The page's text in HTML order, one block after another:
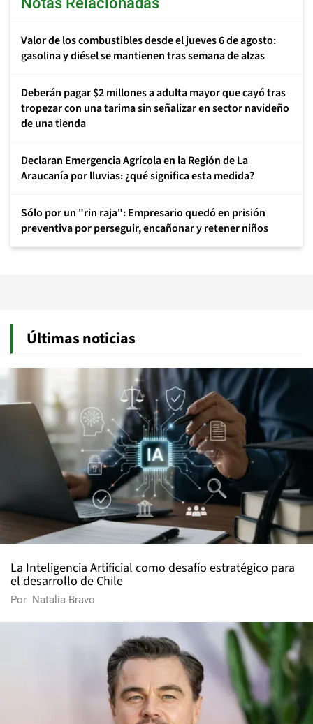
Valor de los combustibles desde el jueves 6 de agosto:
gasolina y diésel se mantienen tras semana de alzas
Deberán pagar $2 millones a adulta mayor que cayó tras
tropezar con una tarima sin señalizar en sector navideño
de una tienda
Declaran Emergencia Agrícola en la Región de La
Araucanía por lluvias: ¿qué significa esta medida?
Sólo por un "rin raja": Empresario quedó en prisión
preventiva por perseguir, encañonar y retener niños
Últimas noticias
La Inteligencia Artificial como desafío estratégico para
el desarrollo de Chile
Por Natalia Bravo